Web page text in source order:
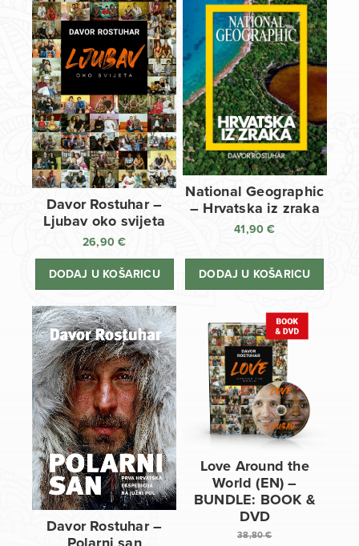
Davor Rostuhar –
Ljubav oko svijeta
26,90€
DODAJ U KOŠARICU
National Geographic
– Hrvatska iz zraka
41,90€
DODAJ U KOŠARICU
Davor Rostuhar –
Love Around the
World (EN) –
BUNDLE: BOOK &
DVD
38,80€